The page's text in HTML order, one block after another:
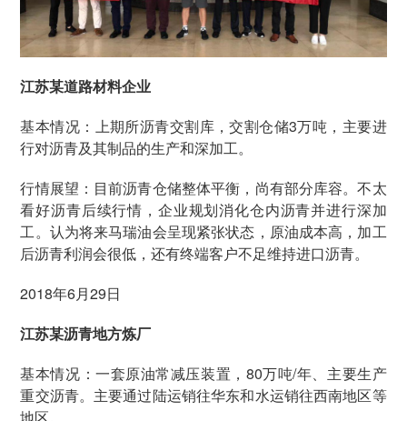
江苏某道路材料企业
基本情况：上期所沥青交割库，交割仓储3万吨，主要进
行对沥青及其制品的生产和深加工。
行情展望：目前沥青仓储整体平衡，尚有部分库容。不太
看好沥青后续行情，企业规划消化仓内沥青并进行深加
工。认为将来马瑞油会呈现紧张状态，原油成本高，加工
后沥青利润会很低，还有终端客户不足维持进口沥青。
2018年6月29日
江苏某沥青地方炼厂
基本情况：一套原油常减压装置，80万吨/年、主要生产
重交沥青。主要通过陆运销往华东和水运销往西南地区等